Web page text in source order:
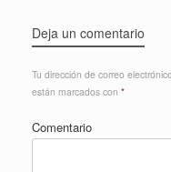
Deja un comentario
Tu dirección de correo
están marcados con *
Comentario